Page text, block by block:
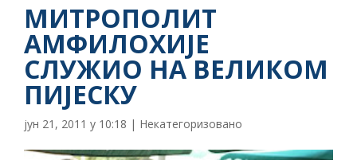
МИТРОПОЛИТ
АМФИЛОХИЈЕ
СЛУЖИО НА ВЕЛИКОМ
ПИЈЕСКУ
јун 21, 2011 у 10:18 | Некатегоризовано